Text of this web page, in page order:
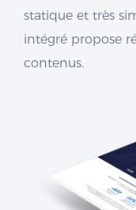
statique et très
intégré propose
contenus.